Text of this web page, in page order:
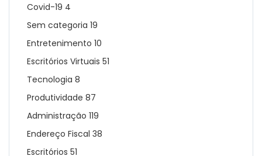
Covid-19 4
Sem categoria 19
Entretenimento 10
Escritórios Virtuais 51
Tecnologia 8
Produtividade 87
Administração 119
Endereço Fiscal 38
Escritórios 51